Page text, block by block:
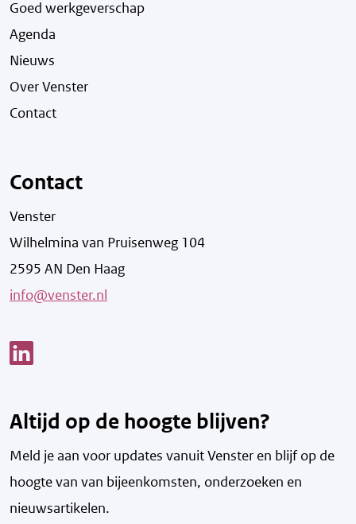
Goed werkgeverschap
Agenda
Nieuws
Over Venster
Contact
Contact
Venster
Wilhelmina van Pruisenweg 104
2595 AN Den Haag
info@venster.nl
Altijd op de hoogte blijven?
Meld je aan voor updates vanuit Venster en blijf op de
hoogte van van bijeenkomsten, onderzoeken en
nieuwsartikelen.